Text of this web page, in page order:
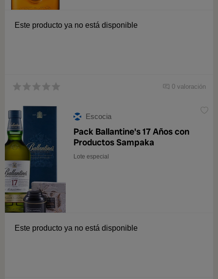
Este producto ya no está disponible
0 valoración
Escocia
Pack Ballantine's 17 Años con
Productos Sampaka
Lote especial
Este producto ya no está disponible